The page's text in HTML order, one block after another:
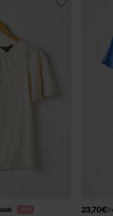
-60% 23,70€